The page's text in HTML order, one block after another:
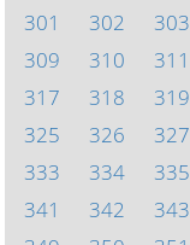
301
302 303
309
310 311
317
318 319
325
326 327
333
334 335
341
342 343